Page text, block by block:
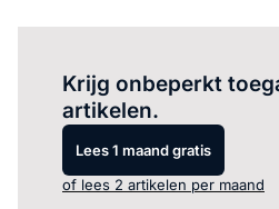
Krijg onbeperkt
artikelen.
Lees 1 maand gratis
of lees 2 artikelen per maand